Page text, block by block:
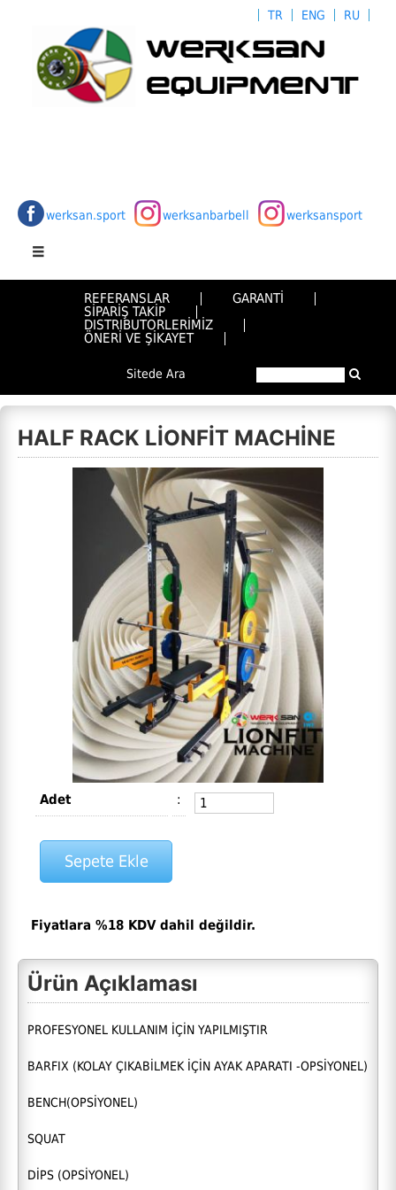
RU
ENG
TR
werksan.sport werksanbarbell werksansport
REFERANSLAR
GARANTİ
SİPARİŞ TAKİP
DISTRIBUTORLERİMİZ
ÖNERİ VE ŞİKAYET
Sitede Ara
HALF RACK LİONFİT MACHİNE
Adet :
Fiyatlara %18 KDV dahil değildir.
Ürün Açıklaması
PROFESYONEL KULLANIM İÇİN YAPILMIŞTIR
BARFIX (KOLAY ÇIKABİLMEK İÇİN AYAK APARATI -OPSİYONEL)
BENCH(OPSİYONEL)
SQUAT
DİPS (OPSİYONEL)